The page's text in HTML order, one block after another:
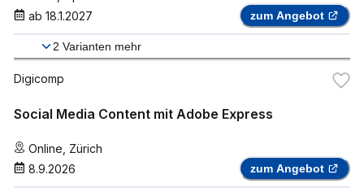
ab 18.1.2027 zum Angebot
2 Varianten mehr
Digicomp
Social Media Content mit Adobe Express
Online Zürich
8.9.2026
zum Angebot